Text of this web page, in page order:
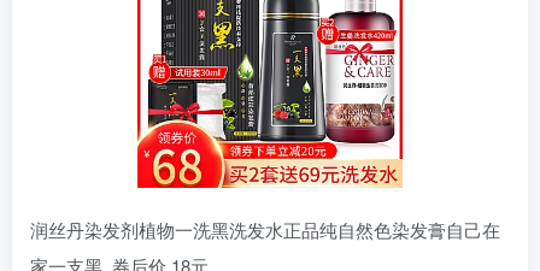
润丝丹染发剂植物一洗黑洗发水正品纯自然色染发膏自己在
家一支黑 券后价 18元